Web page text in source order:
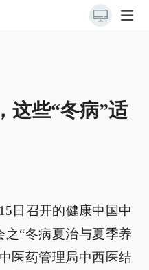
这些“冬病”适
日召开的健康中国中
之“冬病夏治与夏季养
医药管理局中西医结